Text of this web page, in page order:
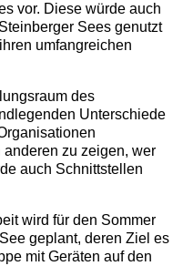
vor. Diese würde auch
Sees genutzt
umfangreichen
des
Unterschiede
zu zeigen, wer
auch Schnittstellen
wird für den Sommer
geplant, deren Ziel es
mit Geräten auf den